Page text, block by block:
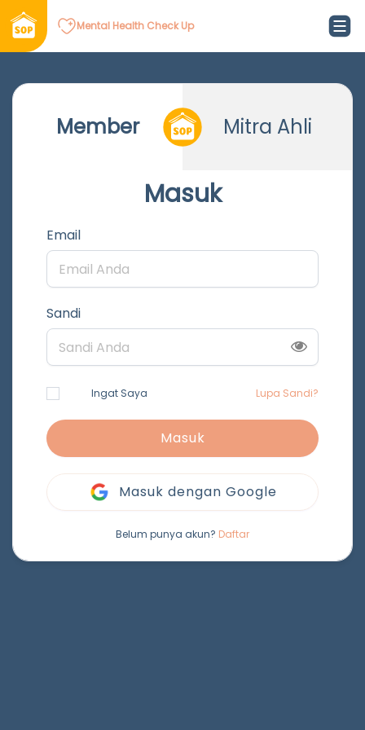
Mental Health Check Up
Member Mitra Ahli
Masuk
Email
Sandi
Ingat Saya Lupa Sandi?
Masuk
Masuk dengan Google
Belum punya akun? Daftar